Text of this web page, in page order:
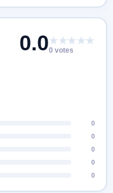
0.0★★★★★
0 votes
0
0
0
0
0